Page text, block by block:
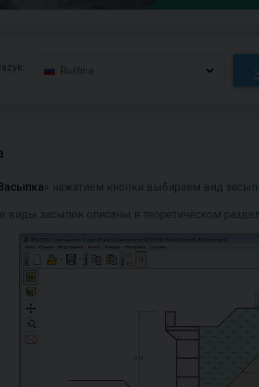
Ruština
» нажатием кнопки выбираем вид
виды засыпок описаны в теоретическом